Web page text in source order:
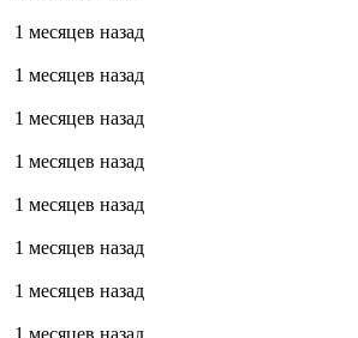
1 месяцев назад
1 месяцев назад
1 месяцев назад
1 месяцев назад
1 месяцев назад
1 месяцев назад
1 месяцев назад
1 месяцев назад